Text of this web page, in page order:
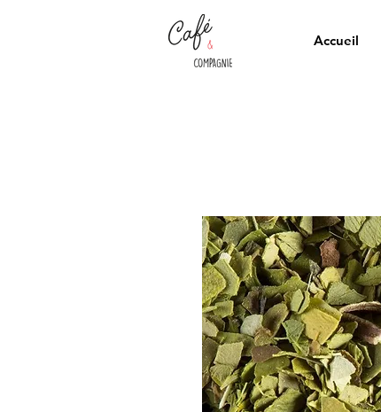
Accueil